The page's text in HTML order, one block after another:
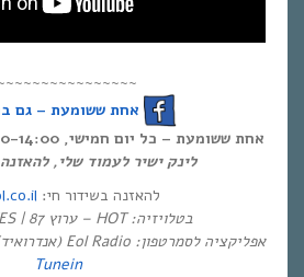
אחת ששומעת – גם
אחת ששומעת – כל יום חמישי, 12:00-14:00,
לינק ישיר לעמוד שלי,
להאזנה בשידור חי:
בטלויזיה: HOT – ערוץ 87 | YES – ערוץ 71
אפליקציה לסמרטפון: Eol Radio (אנדרואיד/אייפון) או באפליקציית
Tunein